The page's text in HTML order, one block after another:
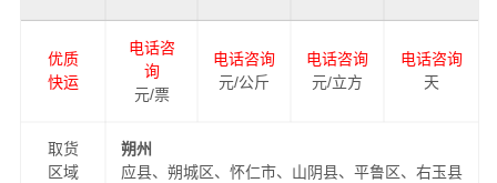
优质
快运
电话咨
询
元/票
电话咨询
元/公斤
电话咨询
元/立方
电话咨询
天
取货
区域
朔州
应县、朔城区、怀仁市、山阴县、平鲁区、右玉县